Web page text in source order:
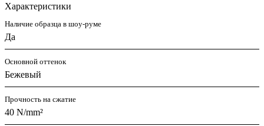
Характеристики
Наличие образца в шоу-руме
Да
Основной оттенок
Бежевый
Прочность на сжатие
40 N/mm²